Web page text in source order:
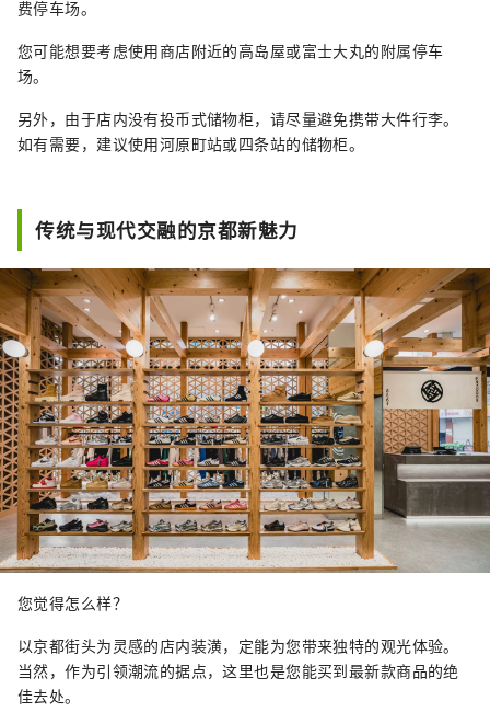
费停车场。
您可能想要考虑使用商店附近的高岛屋或富士大丸的附属停车
场。
另外，由于店内没有投币式储物柜，请尽量避免携带大件行李。
如有需要，建议使用河原町站或四条站的储物柜。
传统与现代交融的京都新魅力
您觉得怎么样？
以京都街头为灵感的店内装潢，定能为您带来独特的观光体验。
当然，作为引领潮流的据点，这里也是您能买到最新款商品的绝
佳去处。